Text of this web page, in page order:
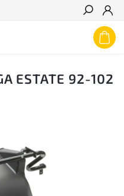
Hledat
ESTATE 92-102